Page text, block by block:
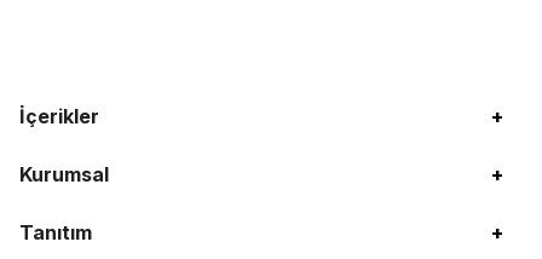
İçerikler +
Kurumsal +
Tanıtım +